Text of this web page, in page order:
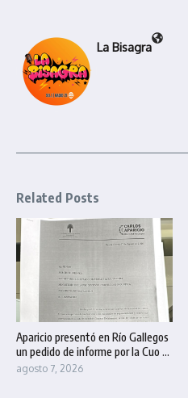
La Bisagra
Related Posts
Aparicio presentó en Río Gallegos
un pedido de informe por la Cuo ...
agosto 7, 2026